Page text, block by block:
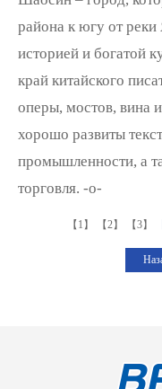
района к югу от
историей и богатой
край китайского
оперы, мостов, вина
хорошо развиты
промышленности, а
торговля. -о-
【1】 【2】 【3】